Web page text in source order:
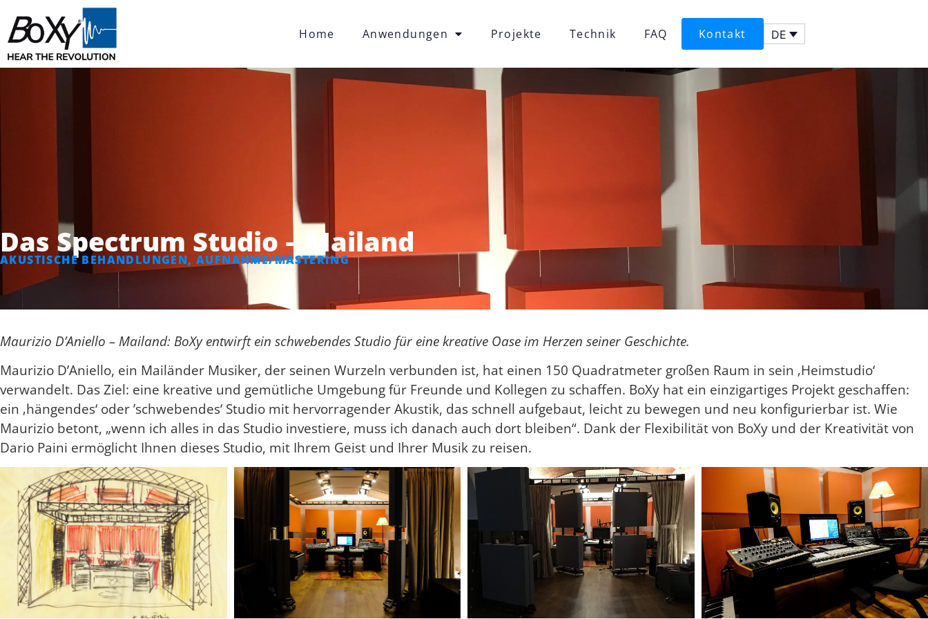
Home Anwendungen Projekte Technik FAQ Kontakt DE
Das Spectrum Studio – Mailand
AKUSTISCHE BEHANDLUNGEN,AUFNAHME/MASTERING
Maurizio D’Aniello – Mailand: BoXy entwirft ein schwebendes Studio für eine kreative Oase im Herzen seiner Geschichte.
Maurizio D’Aniello, ein Mailänder Musiker, der seinen Wurzeln verbunden ist, hat einen 150 Quadratmeter großen Raum in sein ‚Heimstudio‘
verwandelt. Das Ziel: eine kreative und gemütliche Umgebung für Freunde und Kollegen zu schaffen. BoXy hat ein einzigartiges Projekt geschaffen:
ein ‚hängendes‘ oder ’schwebendes‘ Studio mit hervorragender Akustik, das schnell aufgebaut, leicht zu bewegen und neu konfigurierbar ist. Wie
Maurizio betont, „wenn ich alles in das Studio investiere, muss ich danach auch dort bleiben“. Dank der Flexibilität von BoXy und der Kreativität von
Dario Paini ermöglicht Ihnen dieses Studio, mit Ihrem Geist und Ihrer Musik zu reisen.